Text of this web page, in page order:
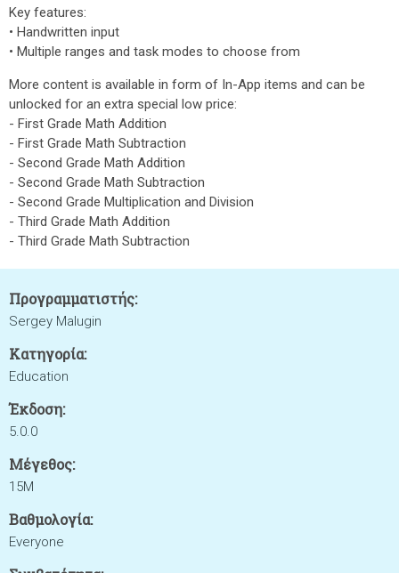
Key features:
• Handwritten input
• Multiple ranges and task modes to choose from
More content is available in form of In-App items and can be
unlocked for an extra special low price:
- First Grade Math Addition
- First Grade Math Subtraction
- Second Grade Math Addition
- Second Grade Math Subtraction
- Second Grade Multiplication and Division
- Third Grade Math Addition
- Third Grade Math Subtraction
Προγραμματιστής:
Sergey Malugin
Κατηγορία:
Education
Έκδοση:
5.0.0
Μέγεθος:
15M
Βαθμολογία:
Everyone